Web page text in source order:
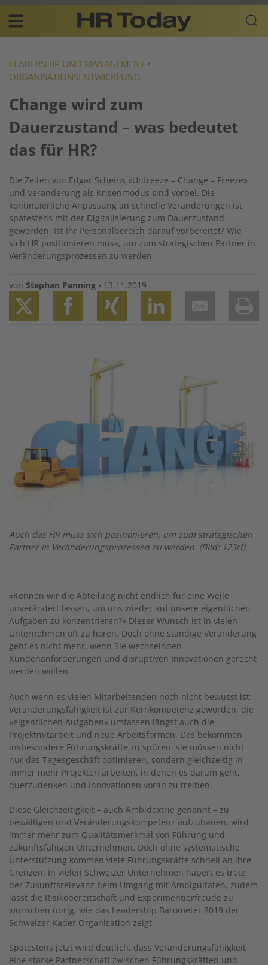
Skip
content
Plattform
für
Resources
navigation
DE
LEADERSHIP UND MANAGEMENT •
ORGANISATIONSENTWICKLUNG
Change wird zum
Dauerzustand – was bedeutet
das für HR?
Die Zeiten von Edgar Scheins «Unfreeze – Change – Freeze»
und Veränderung als Krisenmodus sind vorbei. Die
kontinuierliche Anpassung an schnelle Veränderungen ist
spätestens mit der Digitalisierung zum Dauerzustand
geworden. Ist Ihr Personalbereich darauf vorbereitet? Wie
sich HR positionieren muss, um zum strategischen Partner in
Veränderungsprozessen zu werden.
von Stephan Penning • 13.11.2019
Auch das HR muss sich positionieren, um zum strategischen
Partner in Veränderungsprozessen zu werden. (Bild: 123rf)
«Können wir die Abteilung nicht endlich für eine Weile
unverändert lassen, um uns wieder auf unsere eigentlichen
Aufgaben zu konzentrieren?» Dieser Wunsch ist in vielen
Unternehmen oft zu hören. Doch ohne ständige Veränderung
geht es nicht mehr, wenn Sie wechselnden
Kundenanforderungen und disruptiven Innovationen gerecht
werden wollen.
Auch wenn es vielen Mitarbeitenden noch nicht bewusst ist:
Veränderungsfähigkeit ist zur Kernkompetenz geworden, die
«eigentlichen Aufgaben» umfassen längst auch die
Projektmitarbeit und neue Arbeitsformen. Das bekommen
insbesondere Führungskräfte zu spüren: sie müssen nicht
nur das Tagesgeschäft optimieren, sondern gleichzeitig in
immer mehr Projekten arbeiten, in denen es darum geht,
querzudenken und Innovationen voran zu treiben.
Diese Gleichzeitigkeit – auch Ambidextrie genannt – zu
bewältigen und Veränderungskompetenz aufzubauen, wird
immer mehr zum Qualitätsmerkmal von Führung und
zukunftsfähigen Unternehmen. Doch ohne systematische
Unterstützung kommen viele Führungskräfte schnell an ihre
Grenzen. In vielen Schweizer Unternehmen hapert es trotz
der Zukunftsrelevanz beim Umgang mit Ambiguitäten, zudem
lässt die Risikobereitschaft und Experimentierfreude zu
wünschen übrig, wie das Leadership Barometer 2019 der
Schweizer Kader Organisation zeigt.
Spätestens jetzt wird deutlich, dass Veränderungsfähigkeit
eine starke Partnerschaft zwischen Führungskräften und